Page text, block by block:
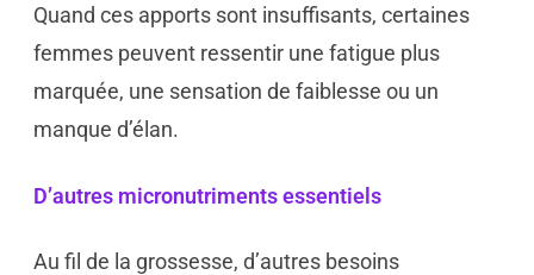
Quand ces apports sont insuffisants, certaines
femmes peuvent ressentir une fatigue plus
marquée, une sensation de faiblesse ou un
manque d’élan.
D’autres micronutriments essentiels
Au fil de la grossesse, d’autres besoins